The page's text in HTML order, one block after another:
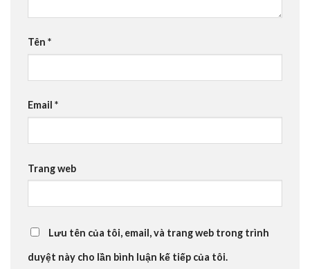
Tên *
Email *
Trang web
Lưu tên của tôi, email, và trang web trong trình
duyệt này cho lần bình luận kế tiếp của tôi.